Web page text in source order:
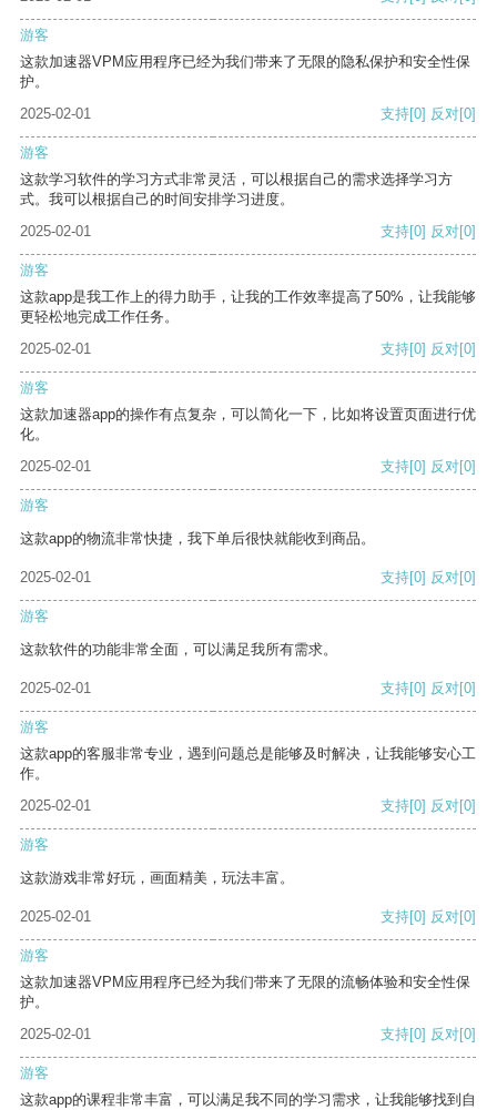
游客
这款加速器VPM应用程序已经为我们带来了无限的隐私保护和安全性保
护。
2025-02-01
支持[0] 反对[0]
游客
这款学习软件的学习方式非常灵活，可以根据自己的需求选择学习方
式。我可以根据自己的时间安排学习进度。
2025-02-01
支持[0] 反对[0]
游客
这款app是我工作上的得力助手，让我的工作效率提高了50%，让我能够
更轻松地完成工作任务。
2025-02-01
支持[0] 反对[0]
游客
这款加速器app的操作有点复杂，可以简化一下，比如将设置页面进行优
化。
2025-02-01
支持[0] 反对[0]
游客
这款app的物流非常快捷，我下单后很快就能收到商品。
2025-02-01 支持[0] 反对[0]
游客
这款软件的功能非常全面，可以满足我所有需求。
2025-02-01 支持[0] 反对[0]
游客
这款app的客服非常专业，遇到问题总是能够及时解决，让我能够安心工
作。
2025-02-01
支持[0] 反对[0]
游客
这款游戏非常好玩，画面精美，玩法丰富。
2025-02-01 支持[0] 反对[0]
游客
这款加速器VPM应用程序已经为我们带来了无限的流畅体验和安全性保
护。
2025-02-01
支持[0] 反对[0]
游客
这款app的课程非常丰富，可以满足我不同的学习需求，让我能够找到自